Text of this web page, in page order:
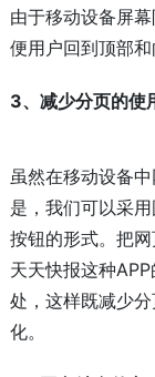
由于移动设备屏
便用户回到顶部
3、减少分页的使
虽然在移动设备
是，我们可以采
按钮的形式。把
天天快报这种
处，这样既减少
化。